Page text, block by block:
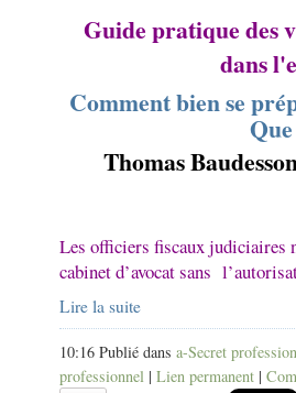
Guide pratique des
dans
Comment bien se
Thomas
Les officiers fiscaux judiciaires
cabinet d’avocat sans
Lire la suite
10:16 Publié dans a-Secret
professionnel | Lien permanent |